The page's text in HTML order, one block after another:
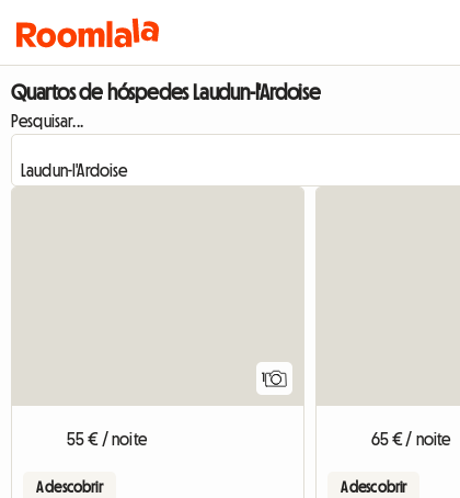
Quartos de hóspedes Laudun-l'Ardoise
Pesquisar...
1
55 € / noite
A descobrir
65 € / noite
A descobrir